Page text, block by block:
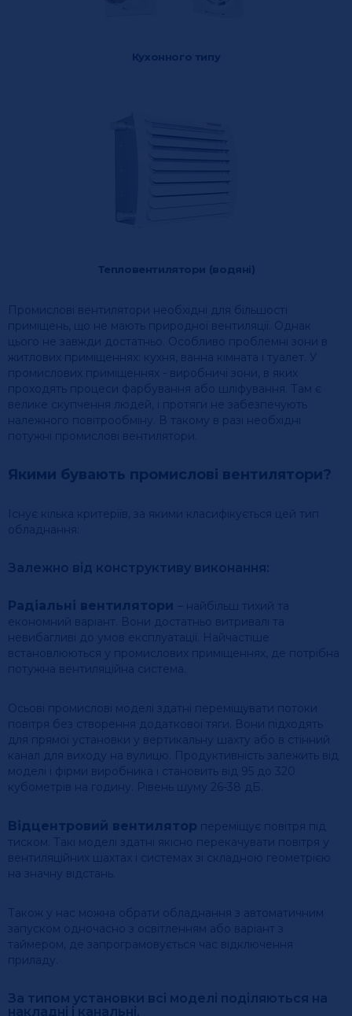
Кухонного типу
Тепловентилятори (водяні)
Промислові вентилятори необхідні для більшості
приміщень, що не мають природної вентиляції. Однак
цього не завжди достатньо. Особливо проблемні зони в
житлових приміщеннях: кухня, ванна кімната і туалет. У
промислових приміщеннях - виробничі зони, в яких
проходять процеси фарбування або шліфування. Там є
велике скупчення людей, і протяги не забезпечують
належного повітрообміну. В такому в разі необхідні
потужні промислові вентилятори.
Якими бувають промислові вентилятори?
Існує кілька критеріїв, за якими класифікується цей тип
обладнання:
Залежно від конструктиву виконання:
Радіальні вентилятори – найбільш тихий та
економний варіант. Вони достатньо витривалі та
невибагливі до умов експлуатації. Найчастіше
встановлюються у промислових приміщеннях, де потрібна
потужна вентиляційна система.
Осьові промислові моделі здатні переміщувати потоки
повітря без створення додаткової тяги. Вони підходять
для прямої установки у вертикальну шахту або в стінний
канал для виходу на вулицю. Продуктивність залежить від
моделі і фірми виробника і становить від 95 до 320
кубометрів на годину. Рівень шуму 26-38 дБ.
Відцентровий вентилятор переміщує повітря під
тиском. Такі моделі здатні якісно перекачувати повітря у
вентиляційних шахтах і системах зі складною геометрією
на значну відстань.
Також у нас можна обрати обладнання з автоматичним
запуском одночасно з освітленням або варіант з
таймером, де запрограмовується час відключення
приладу.
За типом установки всі моделі поділяються на
накладні і канальні.